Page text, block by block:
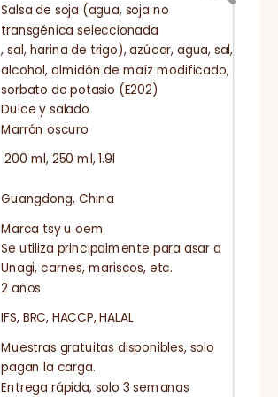
Salsa de soja (agua, soja no
transgénica seleccionada
, sal, harina de trigo), azúcar, agua, sal,
alcohol, almidón de maíz modificado,
sorbato de potasio (E202)
Dulce y salado
Marrón oscuro
200 ml, 250 ml, 1.9l
Guangdong, China
Marca tsy u oem
Se utiliza principalmente para asar a
Unagi, carnes, mariscos, etc.
2 años
IFS, BRC, HACCP, HALAL
Muestras gratuitas disponibles, solo
pagan la carga.
Entrega rápida, solo 3 semanas